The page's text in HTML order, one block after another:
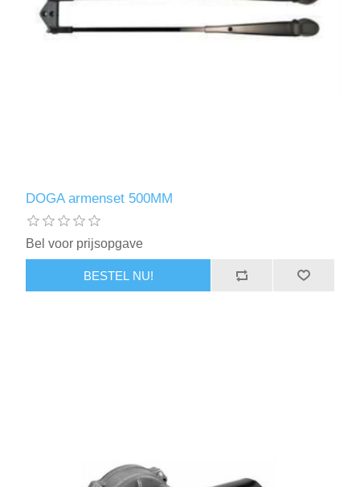
DOGA armenset 500MM
Bel voor prijsopgave
BESTEL NU!